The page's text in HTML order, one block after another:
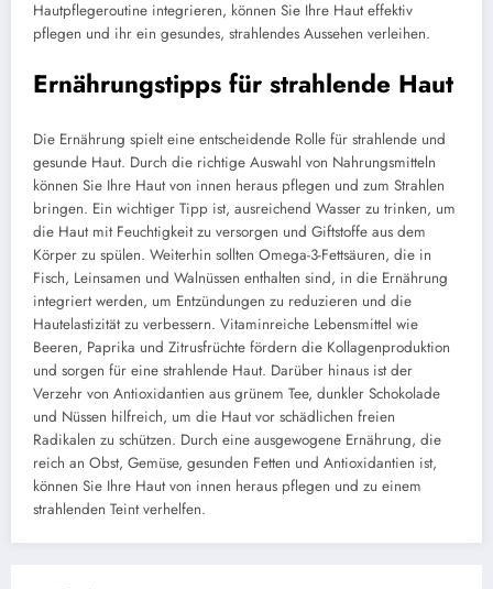
Hautpflegeroutine integrieren, können Sie Ihre Haut effektiv
pflegen und ihr ein gesundes, strahlendes Aussehen verleihen.
Ernährungstipps für strahlende Haut
Die Ernährung spielt eine entscheidende Rolle für strahlende und
gesunde Haut. Durch die richtige Auswahl von Nahrungsmitteln
können Sie Ihre Haut von innen heraus pflegen und zum Strahlen
bringen. Ein wichtiger Tipp ist, ausreichend Wasser zu trinken, um
die Haut mit Feuchtigkeit zu versorgen und Giftstoffe aus dem
Körper zu spülen. Weiterhin sollten Omega-3-Fettsäuren, die in
Fisch, Leinsamen und Walnüssen enthalten sind, in die Ernährung
integriert werden, um Entzündungen zu reduzieren und die
Hautelastizität zu verbessern. Vitaminreiche Lebensmittel wie
Beeren, Paprika und Zitrusfrüchte fördern die Kollagenproduktion
und sorgen für eine strahlende Haut. Darüber hinaus ist der
Verzehr von Antioxidantien aus grünem Tee, dunkler Schokolade
und Nüssen hilfreich, um die Haut vor schädlichen freien
Radikalen zu schützen. Durch eine ausgewogene Ernährung, die
reich an Obst, Gemüse, gesunden Fetten und Antioxidantien ist,
können Sie Ihre Haut von innen heraus pflegen und zu einem
strahlenden Teint verhelfen.